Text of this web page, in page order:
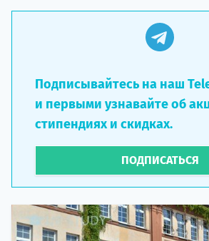
Подписывайтесь на наш
и первыми узнавайте об
стипендиях и скидках.
ПОДПИСАТЬСЯ